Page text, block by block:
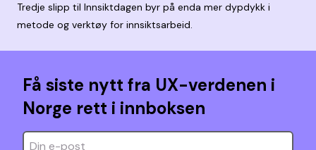
Tredje slipp til Innsiktdagen byr på enda mer dypdykk i
metode og verktøy for innsiktsarbeid.
Få siste nytt fra UX-verdenen i
Norge rett i innboksen